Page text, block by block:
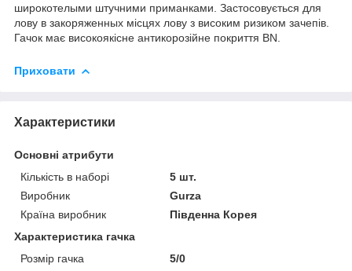
широкотелыми штучними приманками. Застосовується для
лову в закоряженных місцях лову з високим ризиком зачепів.
Гачок має високоякісне антикорозійне покриття BN.
Приховати
Характеристики
Основні атрибути
Кількість в наборі
5 шт.
Виробник
Gurza
Країна виробник
Південна Корея
Характеристика гачка
Розмір гачка
5/0